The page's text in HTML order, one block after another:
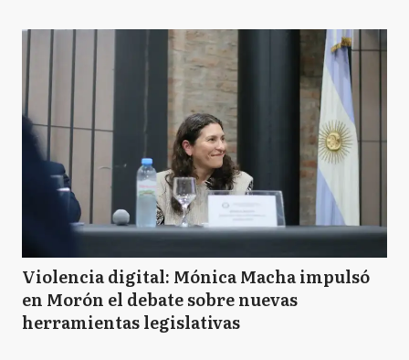
Violencia digital: Mónica Macha impulsó
en Morón el debate sobre nuevas
herramientas legislativas